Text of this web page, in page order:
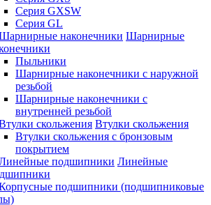
Серия GXSW
Серия GL
Шарнирные
Пыльники
Шарнирные наконечники с наружной
резьбой
Шарнирные наконечники с
внутренней резьбой
Втулки скольжения
Втулки скольжения с бронзовым
покрытием
Линейные